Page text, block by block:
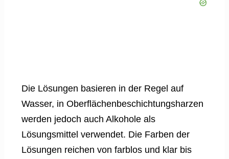
Die Lösungen basieren in der Regel auf
Wasser, in Oberflächenbeschichtungsharzen
werden jedoch auch Alkohole als
Lösungsmittel verwendet. Die Farben der
Lösungen reichen von farblos und klar bis